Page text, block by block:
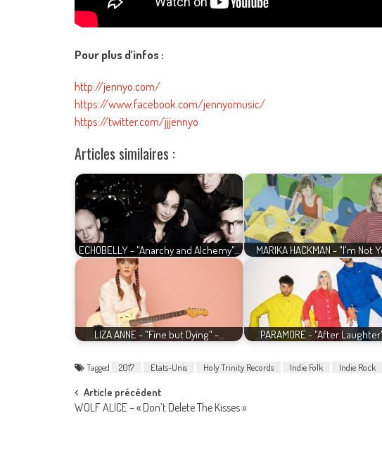
Pour plus d’infos :
http://jennyo.com/
https://www.facebook.com/jennyomusic/
https://twitter.com/jjjennyo
Articles similaires :
ECHOBELLY - "Anarchy and Alchemy"… MARIKA HACKMAN - "I'm Not
LIZA ANNE - "Fine but Dying" -… PARAMORE - "After
Tagged 2017 Etats-Unis Holy Trinity Records Indie Folk Indie Rock
Post
Article précédent
WOLF ALICE – « Don’t Delete The Kisses »